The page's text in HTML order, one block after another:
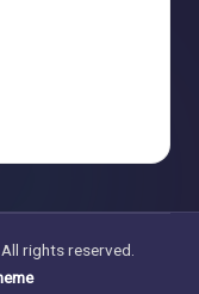
. All rights reserved.